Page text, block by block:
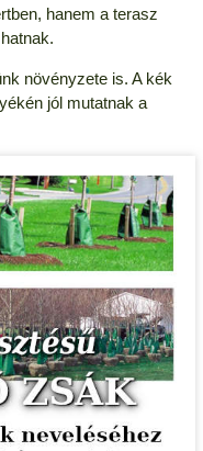
hanem a terasz
növényzete is. A kék
jól mutatnak a